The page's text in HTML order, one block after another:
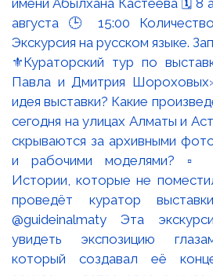
⚜️Кураторский тур по
Павла и Дмитрия
идея выставки? Какие
сегодня на улицах Алматы и
скрываются за архивными
и рабочими моделями? ▫️
Истории, которые не
проведёт куратор
@guideinalmaty Эта
увидеть экспозицию
который создавал её